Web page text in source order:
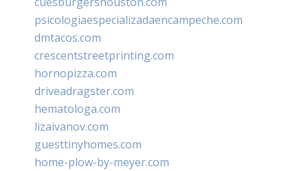
psicologiaespecializadaencampeche.com
dmtacos.com
crescentstreetprinting.com
hornopizza.com
driveadragster.com
hematologa.com
lizaivanov.com
guesttinyhomes.com
home-plow-by-meyer.com